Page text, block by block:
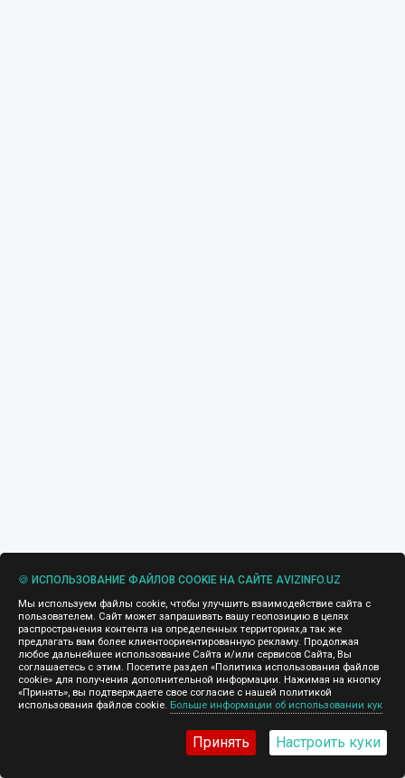
🍪 ИСПОЛЬЗОВАНИЕ ФАЙЛОВ COOKIE НА САЙТЕ AVIZINFO.UZ
Мы используем файлы cookie, чтобы улучшить взаимодействие сайта с
пользователем. Сайт может запрашивать вашу геопозицию в целях
распространения контента на определенных территориях,а так же
предлагать вам более клиентоориентированную рекламу. Продолжая
любое дальнейшее использование Сайта и/или сервисов Сайта, Вы
соглашаетесь с этим. Посетите раздел «Политика использования файлов
cookie» для получения дополнительной информации. Нажимая на кнопку
«Принять», вы подтверждаете свое согласие с нашей политикой
использования файлов cookie. Больше информации об использовании кук
Принять Настроить куки